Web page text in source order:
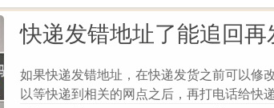
快递发错地址了能追回再
如果快递发错地址，在快递发货之前可以修
以等快递到相关的网点之后，再打电话给快